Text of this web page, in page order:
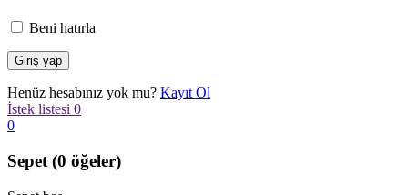
Beni hatırla
Henüz hesabınız yok mu? Kayıt Ol
İstek listesi 0
0
Sepet (0 öğeler)